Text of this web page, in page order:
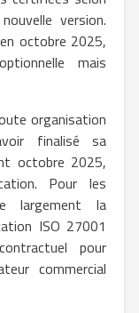
version.
octobre 2025,
mais
organisation
finalisé sa
octobre 2025,
Pour les
largement la
ISO 27001
pour
commercial